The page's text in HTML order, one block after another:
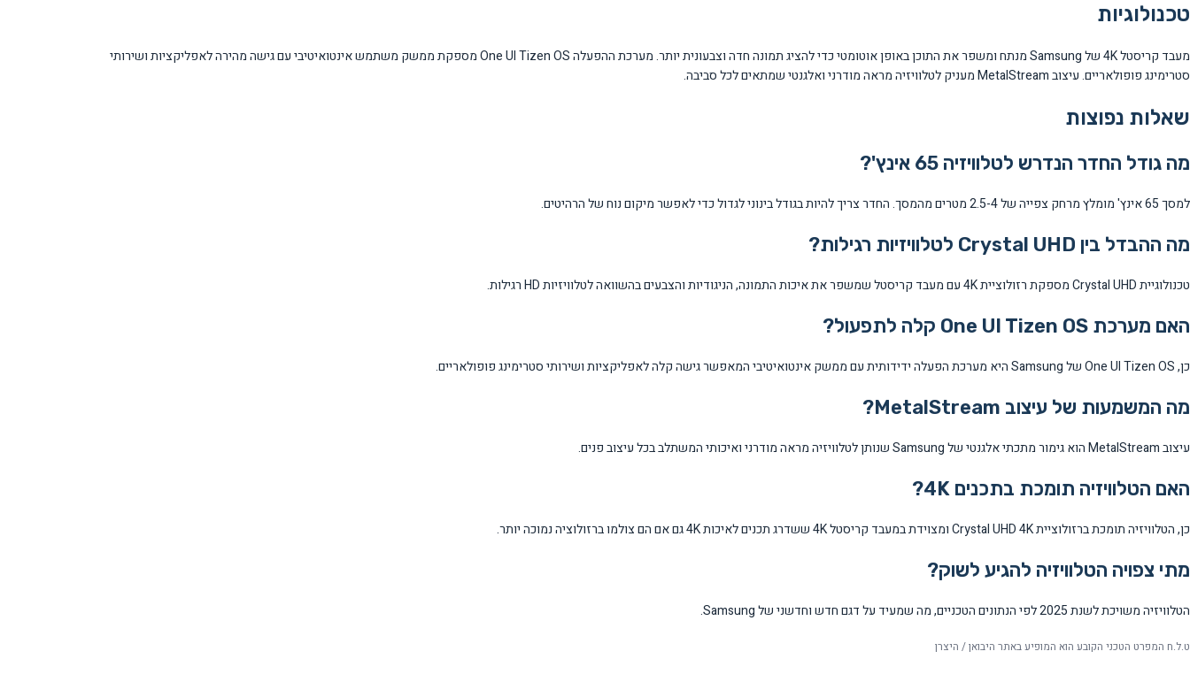
טכנולוגיות
מעבד קריסטל 4K של Samsung מנתח ומשפר את התוכן באופן אוטומטי כדי להציג תמונה חדה וצבעונית יותר. מערכת ההפעלה One UI Tizen OS מספקת ממשק משתמש אינטואיטיבי עם גישה מהירה לאפליקציות ושירותי
סטרימינג פופולאריים. עיצוב MetalStream מעניק לטלוויזיה מראה מודרני ואלגנטי שמתאים לכל סביבה.
שאלות נפוצות
מה גודל החדר הנדרש לטלוויזיה 65 אינץ'?
למסך 65 אינץ' מומלץ מרחק צפייה של 2.5-4 מטרים מהמסך. החדר צריך להיות בגודל בינוני לגדול כדי לאפשר מיקום נוח של הרהיטים.
מה ההבדל בין Crystal UHD לטלוויזיות רגילות?
טכנולוגיית Crystal UHD מספקת רזולוציית 4K עם מעבד קריסטל שמשפר את איכות התמונה, הניגודיות והצבעים בהשוואה לטלוויזיות HD רגילות.
האם מערכת One UI Tizen OS קלה לתפעול?
כן, One UI Tizen OS של Samsung היא מערכת הפעלה ידידותית עם ממשק אינטואיטיבי המאפשר גישה קלה לאפליקציות ושירותי סטרימינג פופולאריים.
מה המשמעות של עיצוב MetalStream?
עיצוב MetalStream הוא גימור מתכתי אלגנטי של Samsung שנותן לטלוויזיה מראה מודרני ואיכותי המשתלב בכל עיצוב פנים.
האם הטלוויזיה תומכת בתכנים 4K?
כן, הטלוויזיה תומכת ברזולוציית Crystal UHD 4K ומצוידת במעבד קריסטל 4K ששדרג תכנים לאיכות 4K גם אם הם צולמו ברזולוציה נמוכה יותר.
מתי צפויה הטלוויזיה להגיע לשוק?
הטלוויזיה משויכת לשנת 2025 לפי הנתונים הטכניים, מה שמעיד על דגם חדש וחדשני של Samsung.
ט.ל.ח המפרט הטכני הקובע הוא המופיע באתר היבואן / היצרן